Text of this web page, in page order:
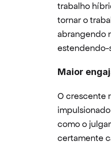
trabalho
tornar o
abrangendo
estendendo-
Maior
O crescente
como o
certamente